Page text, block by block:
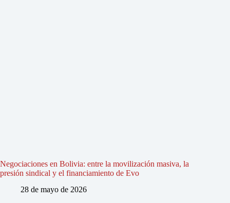
Negociaciones en Bolivia: entre la movilización masiva, la
presión sindical y el financiamiento de Evo
28 de mayo de 2026